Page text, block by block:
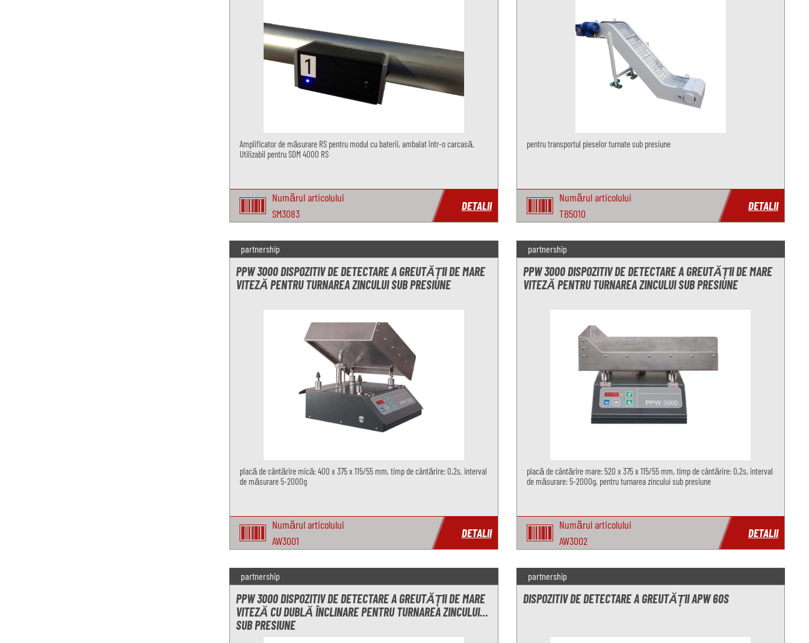
Amplificator de măsurare RS pentru modul cu baterii, ambalat într-o carcasă.
Utilizabil pentru SDM 4000 RS
Numărul articolului
SM3083
DETALII
pentru transportul pieselor turnate sub presiune
Numărul articolului
TB5010
DETALII
partnership
PPW 3000 DISPOZITIV DE DETECTARE A GREUTĂȚII DE MARE
VITEZĂ PENTRU TURNAREA ZINCULUI SUB PRESIUNE
placă de cântărire mică: 400 x 375 x 115/55 mm, timp de cântărire: 0,2s. interval
de măsurare 5-2000g
Numărul articolului
AW3001
DETALII
partnership
PPW 3000 DISPOZITIV DE DETECTARE A GREUTĂȚII DE MARE
VITEZĂ PENTRU TURNAREA ZINCULUI SUB PRESIUNE
placă de cântărire mare: 520 x 375 x 115/55 mm, timp de cântărire: 0,2s, interval
de măsurare: 5-2000g, pentru turnarea zincului sub presiune
Numărul articolului
AW3002
DETALII
partnership
PPW 3000 DISPOZITIV DE DETECTARE A GREUTĂȚII DE MARE
VITEZĂ CU DUBLĂ ÎNCLINARE PENTRU TURNAREA ZINCULUI
SUB PRESIUNE
partnership
DISPOZITIV DE DETECTARE A GREUTĂȚII APW 60S